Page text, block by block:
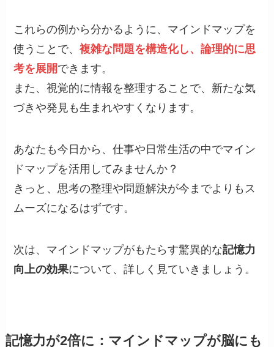
これらの例から分かるように、マインドマップを
使うことで、複雑な問題を構造化し、論理的に思
考を展開できます。
また、視覚的に情報を整理することで、新たな気
づきや発見も生まれやすくなります。
あなたも今日から、仕事や日常生活の中でマイン
ドマップを活用してみませんか？
きっと、思考の整理や問題解決が今までよりもス
ムーズになるはずです。
次は、マインドマップがもたらす驚異的な記憶力
向上の効果について、詳しく見ていきましょう。
記憶力が2倍に：マインドマップが脳にも